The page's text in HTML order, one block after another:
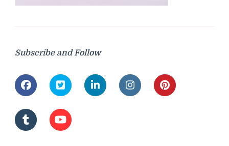
Subscribe and Follow